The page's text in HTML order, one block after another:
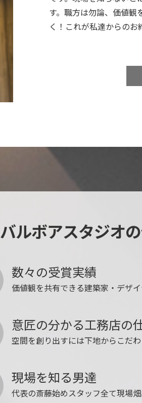
す。職方は勿論、価値観
く！これが私達からのお
バルボアスタジオ
数々の受賞実績
価値観を共有できる建築家・デザ
意匠の分かる工務店の
空間を創り出すには下地からこだ
現場を知る男達
代表の斎藤始めスタッフ全て現場